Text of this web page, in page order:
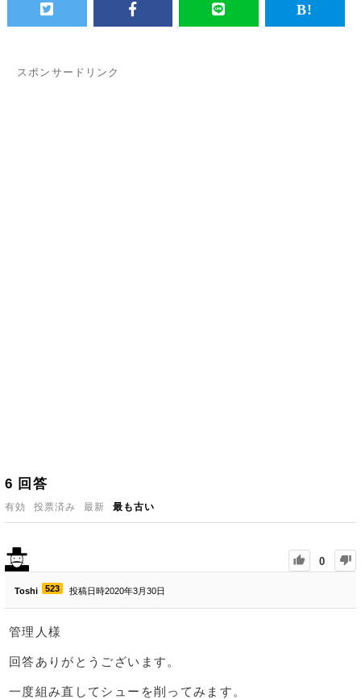
スポンサードリンク
6 回答
有効 投票済み 最新 最も古い
0
Toshi 523 投稿日時2020年3月30日
管理人様
回答ありがとうございます。
一度組み直してシューを削ってみます。